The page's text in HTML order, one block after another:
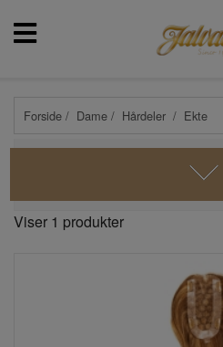
Forside / Dame / Hårdeler / Ekte
Viser 1 produkter